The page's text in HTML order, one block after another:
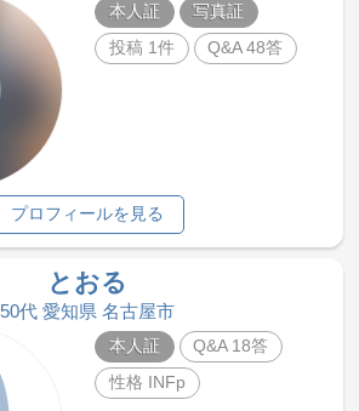
本人証
写真証
投稿 1件
Q&A 48答
プロフィールを見る
とおる
50代 愛知県 名古屋市
本人証
Q&A 18答
性格 INFp